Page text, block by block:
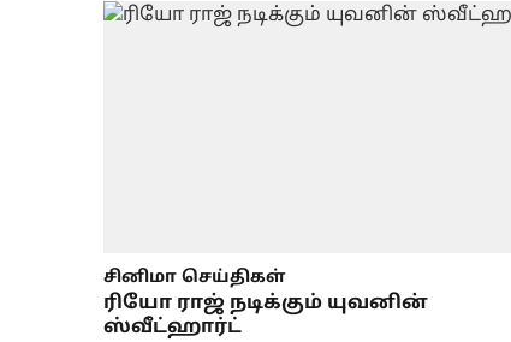
சினிமா செய்திகள்
ரியோ ராஜ் நடிக்கும் யுவனின்
ஸ்வீட்ஹார்ட்